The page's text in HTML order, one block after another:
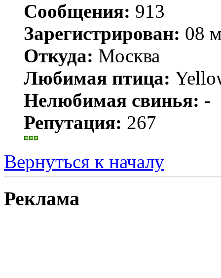
Сообщения: 913
Зарегистрирован: 08
Откуда: Москва
Любимая птица:
Нелюбимая свинья: -
Репутация: 267
Вернуться к началу
Реклама